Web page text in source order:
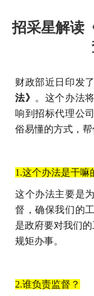
招采星解读
财政部近日印发了
法》 。这个办法
响到招标代理公
俗易懂的方式，帮
1.这个办法是干嘛
这个办法主要是
督，确保我们的
是政府要对我们
规矩办事。
2.谁负责监督？